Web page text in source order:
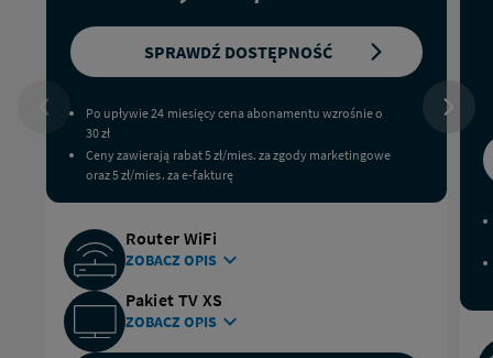
SPRAWDŹ DOSTĘPNOŚĆ
WYBIERZ
OFERTĘ:
STACJONARNY
Po upływie 24 miesięcy cena abonamentu wzrośnie o
30 zł
Ceny zawierają rabat 5 zł/mies. za zgody marketingowe
oraz 5 zł/mies. za e-fakturę
Router WiFi
ZOBACZ OPIS
CZYTAJ WIĘCEJ O ROUTERZE WIFI OD NETII
Pakiet TV XS
ZOBACZ OPIS